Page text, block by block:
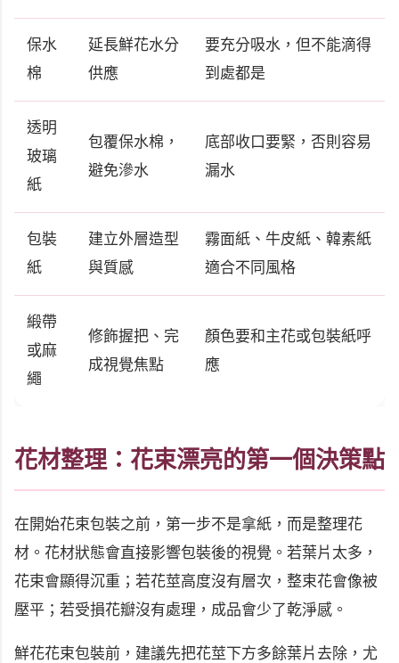
保水
棉
延長鮮花水分
供應
要充分吸水，但不能滴得
到處都是
透明
玻璃
紙
包覆保水棉，
避免滲水
底部收口要緊，否則容易
漏水
包裝
紙
建立外層造型
與質感
霧面紙、牛皮紙、韓素紙
適合不同風格
緞帶
或麻
繩
修飾握把、完
成視覺焦點
顏色要和主花或包裝紙呼
應
花材整理：花束漂亮的第一個決策點
在開始花束包裝之前，第一步不是拿紙，而是整理花
材。花材狀態會直接影響包裝後的視覺。若葉片太多，
花束會顯得沉重；若花莖高度沒有層次，整束花會像被
壓平；若受損花瓣沒有處理，成品會少了乾淨感。
鮮花花束包裝前，建議先把花莖下方多餘葉片去除，尤